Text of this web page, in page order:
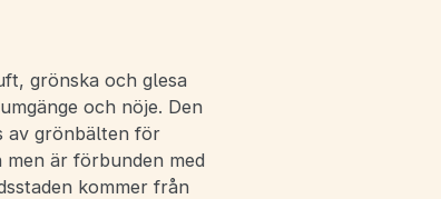
grönska och glesa
och nöje. Den
av grönbälten för
är förbunden med
kommer från